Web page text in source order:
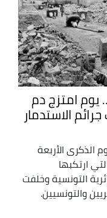
امتزج دم
الاستدمار
الأربعة
ارتكبها
التونسية وخلفت
والتونسيين.